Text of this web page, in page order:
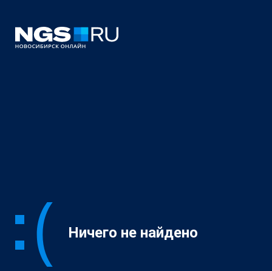
Ничего не найдено